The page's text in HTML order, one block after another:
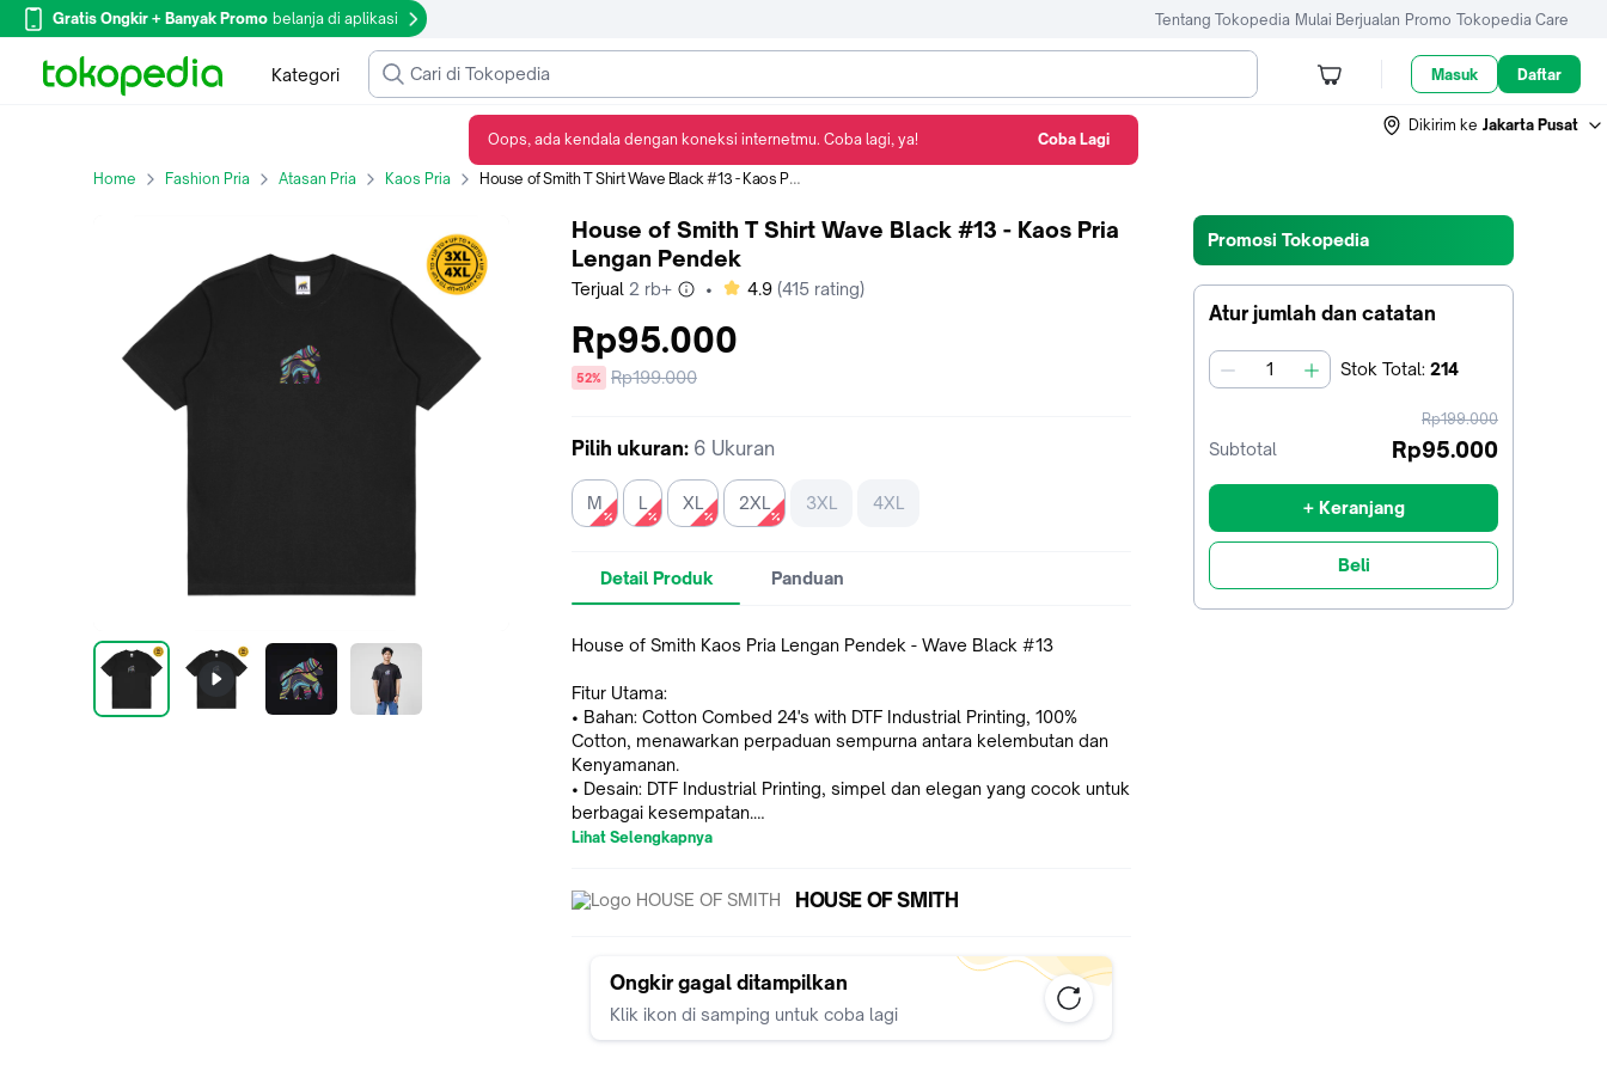
Gratis Ongkir + Banyak Promo belanja di aplikasi Tentang Tokopedia Mulai Berjualan Promo Tokopedia Care
Kategori Masuk Daftar
Dikirim ke Jakarta Pusat
Home Fashion Pria Atasan Pria Kaos Pria House of Smith T Shirt Wave Black #13 - Kaos Pria Lengan Pendek
Promosi Tokopedia
Atur jumlah dan catatan
jumlah Stok Total: 214
harga
sebelum
Rp199.000
Subtotal Rp95.000
+ Keranjang
Beli
House of Smith T Shirt Wave Black #13 - Kaos Pria
Lengan Pendek
Terjual 2 rb+ • bintang
4.9 (415 rating)
Rp95.000
diskon
52%
Harga
Rp199.000
Pilih ukuran: 6 Ukuran
M L XL 2XL 3XL 4XL
Detail Produk Panduan
House of Smith Kaos Pria Lengan Pendek - Wave Black #13
Fitur Utama:
• Bahan: Cotton Combed 24's with DTF Industrial Printing, 100%
Cotton, menawarkan perpaduan sempurna antara kelembutan dan
Kenyamanan.
• Desain: DTF Industrial Printing, simpel dan elegan yang cocok untuk
berbagai kesempatan.
• Warna: Black, mudah dipadukan dengan berbagai pakaian.
• M: Chest: 52 cm | Length: 69 cm | Sleeve: 21 cm
• L: Chest: 54 cm | Length: 71 cm | Sleeve: 22 cm
• XL: Chest: 56 cm | Length: 74 cm | Sleeve: 23 cm
• 2XL: Chest: 64 cm | Length: 76 cm | Sleeve: 25 cm
Lihat Selengkapnya
HOUSE OF SMITH
Ongkir gagal ditampilkan
Klik ikon di samping untuk coba lagi
Oops, ada kendala dengan koneksi internetmu. Coba lagi, ya! Coba Lagi